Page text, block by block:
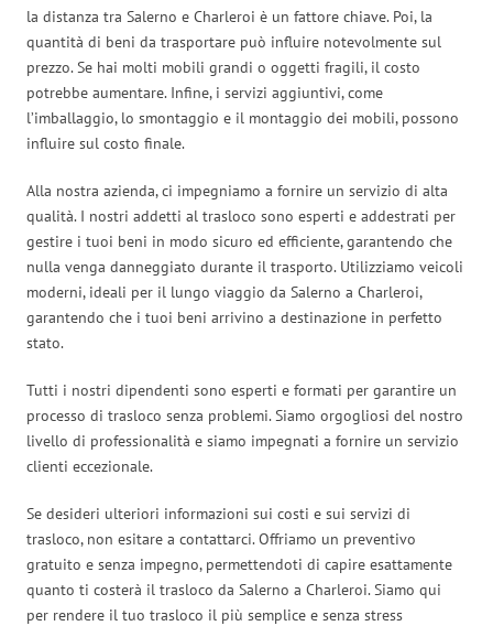
la distanza tra Salerno e Charleroi è un fattore chiave. Poi, la
quantità di beni da trasportare può influire notevolmente sul
prezzo. Se hai molti mobili grandi o oggetti fragili, il costo
potrebbe aumentare. Infine, i servizi aggiuntivi, come
l’imballaggio, lo smontaggio e il montaggio dei mobili, possono
influire sul costo finale.
Alla nostra azienda, ci impegniamo a fornire un servizio di alta
qualità. I nostri addetti al trasloco sono esperti e addestrati per
gestire i tuoi beni in modo sicuro ed efficiente, garantendo che
nulla venga danneggiato durante il trasporto. Utilizziamo veicoli
moderni, ideali per il lungo viaggio da Salerno a Charleroi,
garantendo che i tuoi beni arrivino a destinazione in perfetto
stato.
Tutti i nostri dipendenti sono esperti e formati per garantire un
processo di trasloco senza problemi. Siamo orgogliosi del nostro
livello di professionalità e siamo impegnati a fornire un servizio
clienti eccezionale.
Se desideri ulteriori informazioni sui costi e sui servizi di
trasloco, non esitare a contattarci. Offriamo un preventivo
gratuito e senza impegno, permettendoti di capire esattamente
quanto ti costerà il trasloco da Salerno a Charleroi. Siamo qui
per rendere il tuo trasloco il più semplice e senza stress